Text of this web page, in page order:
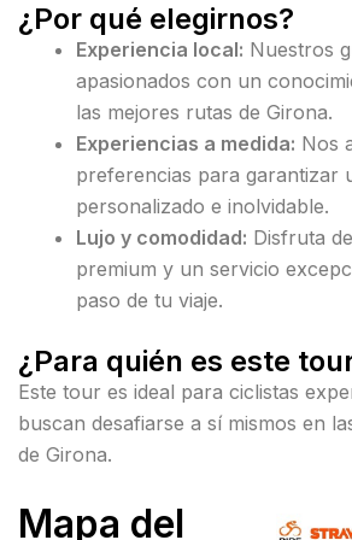
¿Por qué elegirnos?
Experiencia local: Nuestros
apasionados con un
las mejores rutas de Girona.
Experiencias a medida: Nos
preferencias para garantizar
personalizado e inolvidable.
Lujo y comodidad: Disfruta
premium y un servicio
paso de tu viaje.
¿Para quién es este
Este tour es ideal para ciclistas
buscan desafiarse a sí mismos en
de Girona.
Mapa del